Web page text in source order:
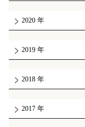
2020
2019
2018
2017